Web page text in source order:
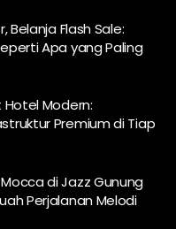
Belanja Flash Sale:
Apa yang Paling
Hotel Modern:
Premium di Tiap
di Jazz Gunung
Perjalanan Melodi